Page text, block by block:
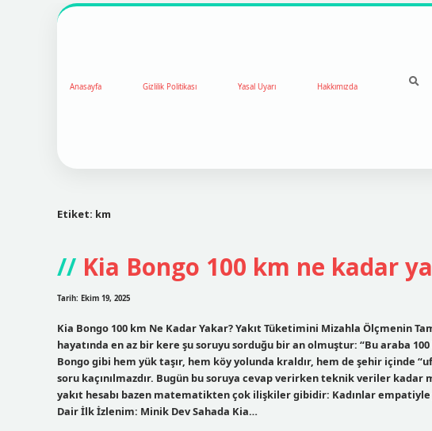
Anasayfa Gizlilik Politikası Yasal Uyarı Hakkımızda
Etiket: km
Kia Bongo 100 km ne kadar
Tarih: Ekim 19, 2025
Kia Bongo 100 km Ne Kadar Yakar? Yakıt Tüketimini Mizahla Ölçmenin
hayatında en az bir kere şu soruyu sorduğu bir an olmuştur: “Bu araba
Bongo gibi hem yük taşır, hem köy yolunda kraldır, hem de şehir içinde
soru kaçınılmazdır. Bugün bu soruya cevap verirken teknik veriler kadar
yakıt hesabı bazen matematikten çok ilişkiler gibidir: Kadınlar
Dair İlk İzlenim: Minik Dev Sahada Kia…